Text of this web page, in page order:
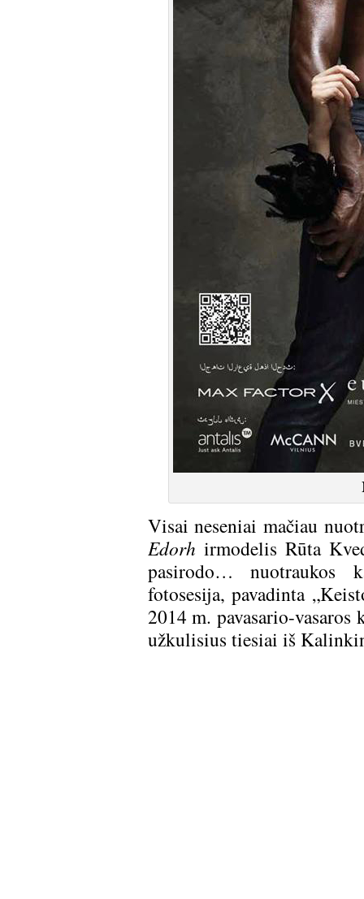
Visai neseniai mačiau
Edorh irmodelis Rūta
pasirodo… nuotraukos
fotosesija, pavadinta
2014 m. pavasario-
užkulisius tiesiai iš